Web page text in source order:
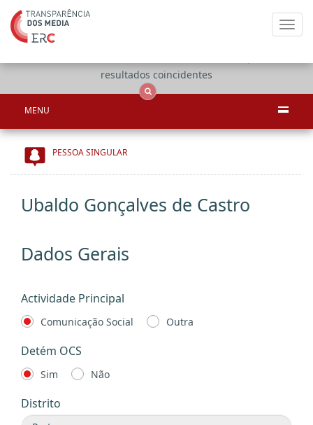
resultados coincidentes
MENU
PESSOA SINGULAR
Ubaldo Gonçalves de Castro
Dados Gerais
Actividade Principal
Comunicação Social Outra
Detém OCS
Sim Não
Distrito